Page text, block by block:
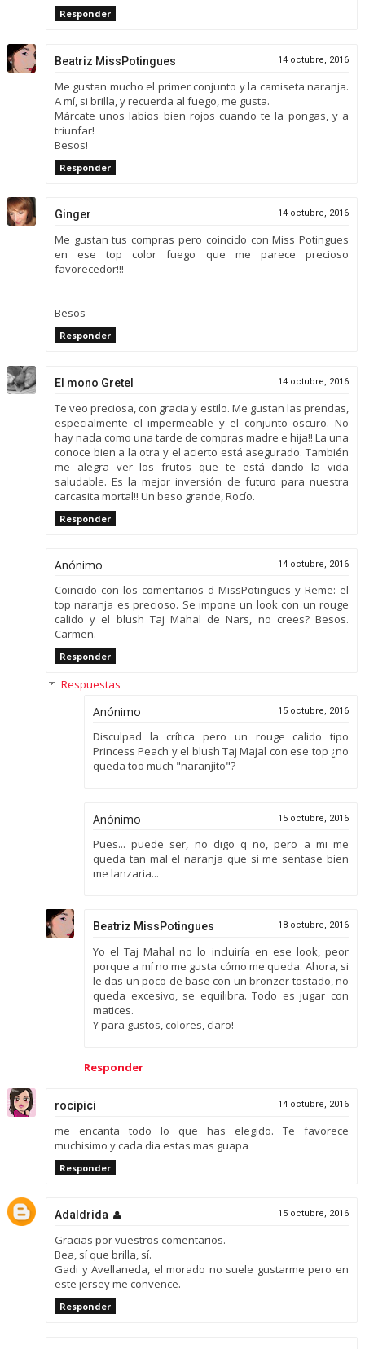
Responder
Beatriz MissPotingues 14 octubre, 2016
Me gustan mucho el primer conjunto y la camiseta naranja.
A mí, si brilla, y recuerda al fuego, me gusta.
Márcate unos labios bien rojos cuando te la pongas, y a
triunfar!
Besos!
Responder
Ginger 14 octubre, 2016
Me gustan tus compras pero coincido con Miss Potingues
en ese top color fuego que me parece precioso
favorecedor!!!
Besos
Responder
El mono Gretel 14 octubre, 2016
Te veo preciosa, con gracia y estilo. Me gustan las prendas,
especialmente el impermeable y el conjunto oscuro. No
hay nada como una tarde de compras madre e hija!! La una
conoce bien a la otra y el acierto está asegurado. También
me alegra ver los frutos que te está dando la vida
saludable. Es la mejor inversión de futuro para nuestra
carcasita mortal!! Un beso grande, Rocío.
Responder
Anónimo 14 octubre, 2016
Coincido con los comentarios d MissPotingues y Reme: el
top naranja es precioso. Se impone un look con un rouge
calido y el blush Taj Mahal de Nars, no crees? Besos.
Carmen.
Responder
Respuestas
Anónimo 15 octubre, 2016
Disculpad la crítica pero un rouge calido tipo
Princess Peach y el blush Taj Majal con ese top ¿no
queda too much "naranjito"?
Anónimo 15 octubre, 2016
Pues... puede ser, no digo q no, pero a mi me
queda tan mal el naranja que si me sentase bien
me lanzaria...
Beatriz MissPotingues 18 octubre, 2016
Yo el Taj Mahal no lo incluiría en ese look, peor
porque a mí no me gusta cómo me queda. Ahora, si
le das un poco de base con un bronzer tostado, no
queda excesivo, se equilibra. Todo es jugar con
matices.
Y para gustos, colores, claro!
Responder
rocipici 14 octubre, 2016
me encanta todo lo que has elegido. Te favorece
muchisimo y cada dia estas mas guapa
Responder
Adaldrida 15 octubre, 2016
Gracias por vuestros comentarios.
Bea, sí que brilla, sí.
Gadi y Avellaneda, el morado no suele gustarme pero en
este jersey me convence.
Responder